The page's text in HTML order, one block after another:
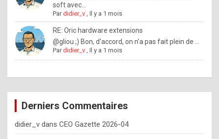
n
o
w
h
o
w
o
t
soft avec...
Pardidier_v ,Il y a 1 mois
RE: Oric hardware extensions
@gliou ;) Bon, d'accord, on n'a pas fait plein de ...
Pardidier_v ,Il y a 1 mois
Derniers Commentaires
didier_v dans CEO Gazette 2026-04